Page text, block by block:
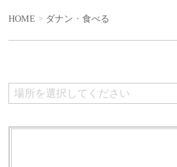
HOME ダナン ・食べる